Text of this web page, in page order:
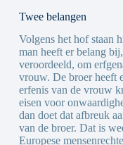
Twee belangen
Volgens het hof staan
man heeft er belang
veroordeeld, om
vrouw. De broer heeft
erfenis van de vrouw
eisen voor
dan doet dat afbreuk
van de broer. Dat is
Europese